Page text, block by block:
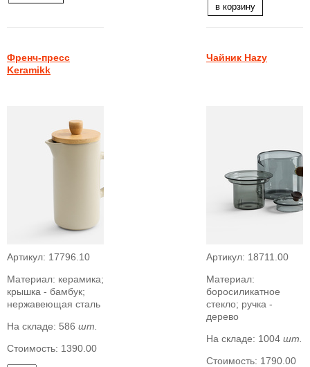
в корзину
Френч-пресс
Keramikk
Артикул: 17796.10
Материал: керамика;
крышка - бамбук;
нержавеющая сталь
На складе: 586 шт.
Стоимость: 1390.00
Чайник Hazy
Артикул: 18711.00
Материал:
боросиликатное
стекло; ручка -
дерево
На складе: 1004 шт.
Стоимость: 1790.00